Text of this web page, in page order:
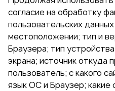
согласие на обработку
пользовательских
местоположении; тип и
Браузера; тип
экрана; источник откуда
пользователь; с какого
язык ОС и Браузер; какие